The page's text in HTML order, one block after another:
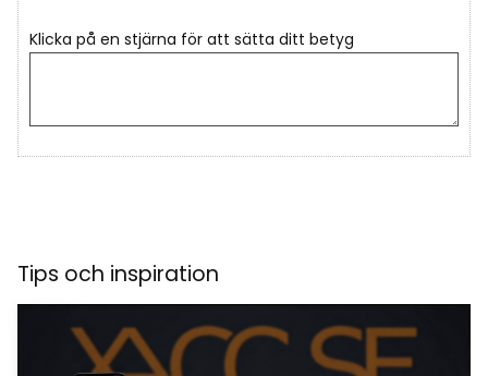
Klicka på en stjärna för att sätta ditt betyg
Tips och inspiration